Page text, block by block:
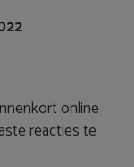
online
reacties te